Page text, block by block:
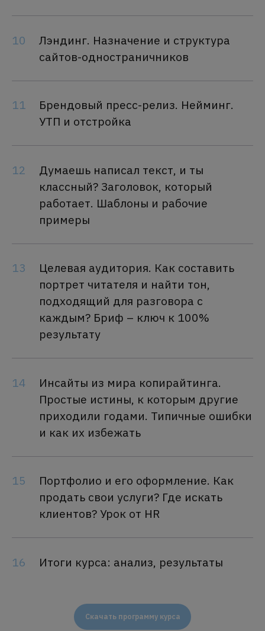
10
Лэндинг. Назначение и структура
сайтов-одностраничников
11
Брендовый пресс-релиз. Нейминг.
УТП и отстройка
12
Думаешь написал текст, и ты
классный? Заголовок, который
работает. Шаблоны и рабочие
примеры
13
Целевая аудитория. Как составить
портрет читателя и найти тон,
подходящий для разговора с
каждым? Бриф – ключ к 100%
результату
14
Инсайты из мира копирайтинга.
Простые истины, к которым другие
приходили годами. Типичные ошибки
и как их избежать
15
Портфолио и его оформление. Как
продать свои услуги? Где искать
клиентов? Урок от HR
16 Итоги курса: анализ, результаты
Скачать программу курса